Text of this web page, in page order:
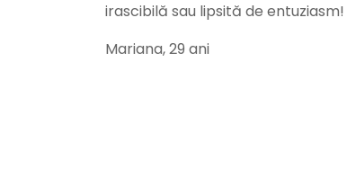
irascibilă sau lipsită de entuziasm!
Mariana, 29 ani